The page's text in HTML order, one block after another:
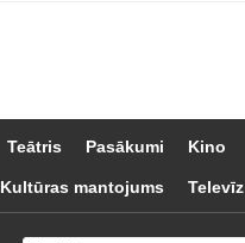
Teātris Pasākumi Kino
Kultūras mantojums